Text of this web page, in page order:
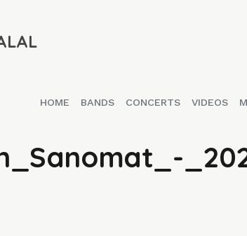
HOME BANDS CONCERTS VIDEOS